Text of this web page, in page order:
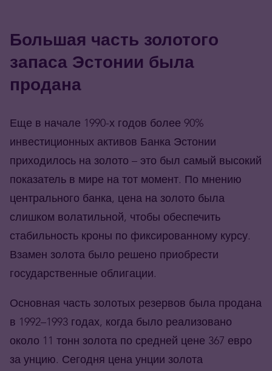
Большая часть золотого
запаса Эстонии была
продана
Еще в начале 1990-х годов более 90%
инвестиционных активов Банка Эстонии
приходилось на золото – это был самый высокий
показатель в мире на тот момент. По мнению
центрального банка, цена на золото была
слишком волатильной, чтобы обеспечить
стабильность кроны по фиксированному курсу.
Взамен золота было решено приобрести
государственные облигации.
Основная часть золотых резервов была продана
в 1992–1993 годах, когда было реализовано
около 11 тонн золота по средней цене 367 евро
за унцию. Сегодня цена унции золота